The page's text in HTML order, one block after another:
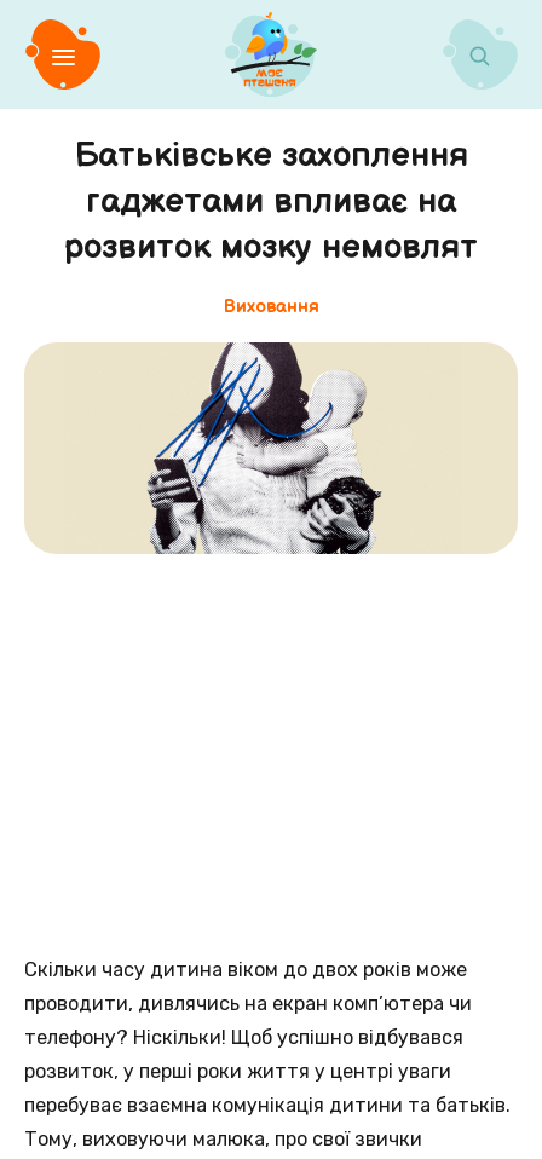
Батьківське захоплення
гаджетами впливає на
розвиток мозку немовлят
Виховання
Скільки часу дитина віком до двох років може
проводити, дивлячись на екран комп’ютера чи
телефону? Ніскільки! Щоб успішно відбувався
розвиток, у перші роки життя у центрі уваги
перебуває взаємна комунікація дитини та батьків.
Тому, виховуючи малюка, про свої звички